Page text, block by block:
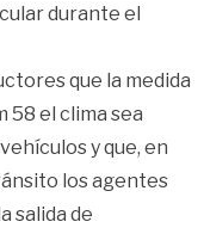
durante el
que la medida
58 el clima sea
y que, en
los agentes
salida de